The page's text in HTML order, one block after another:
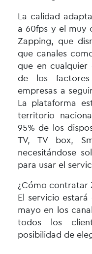
La calidad
a 60fps y el muy
Zapping, que
que canales
que en
de los
empresas a
La plataforma
territorio
95% de los
TV, TV box,
necesitándose
para usar el
¿Cómo contratar
El servicio
mayo en los
todos los
posibilidad de